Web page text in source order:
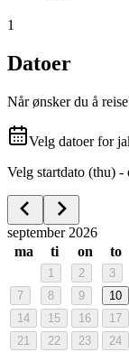
1
Datoer
Når ønsker du å
Velg datoer for
Velg startdato (thu) -
september 2026
ma
ti on to
1 2 3
7
8 9 10
14
15 16 17
21
22 23 24